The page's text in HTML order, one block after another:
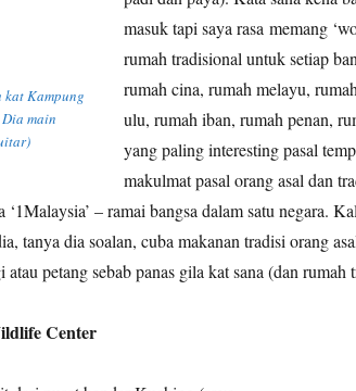
kat Kampung
main
masuk tapi saya rasa memang
rumah tradisional untuk setiap
rumah cina, rumah melayu,
ulu, rumah iban, rumah penan,
yang paling interesting pasal
makulmat pasal orang asal dan
‘1Malaysia’ – ramai bangsa dalam satu negara.
tanya dia soalan, cuba makanan tradisi orang
atau petang sebab panas gila kat sana (dan rumah
Center